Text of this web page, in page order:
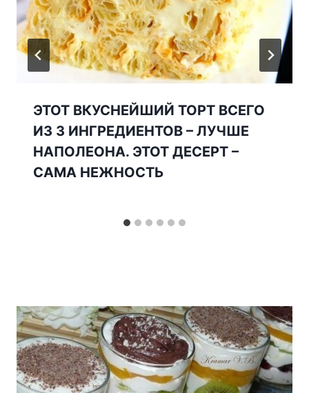
ЭТОТ ВКУСНЕЙШИЙ ТОРТ ВСЕГО
ИЗ 3 ИНГРЕДИЕНТОВ – ЛУЧШЕ
НАПОЛЕОНА. ЭТОТ ДЕСЕРТ –
САМА НЕЖНОСТЬ